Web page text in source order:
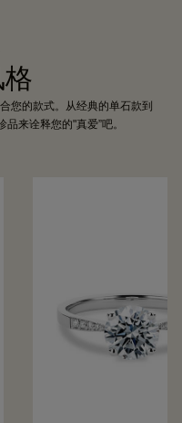
您的款式。从经典的单石款到
来诠释您的"真爱”吧。